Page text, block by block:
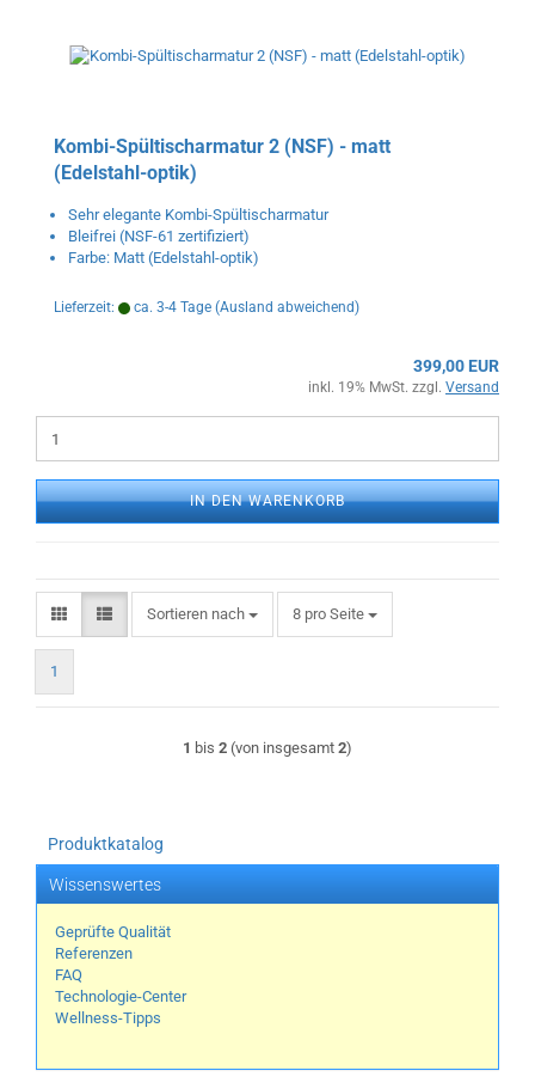
Kombi-Spültischarmatur 2 (NSF) - matt
(Edelstahl-optik)
Sehr elegante Kombi-Spültischarmatur
Bleifrei (NSF-61 zertifiziert)
Farbe: Matt (Edelstahl-optik)
Lieferzeit: ca. 3-4 Tage (Ausland abweichend)
399,00 EUR
inkl. 19% MwSt. zzgl. Versand
IN DEN WARENKORB
Sortieren nach
Sortieren nach 8 pro Seite
pro Seite
1
1 bis 2 (von insgesamt 2)
Produktkatalog
Wissenswertes
Geprüfte Qualität
Referenzen
FAQ
Technologie-Center
Wellness-Tipps